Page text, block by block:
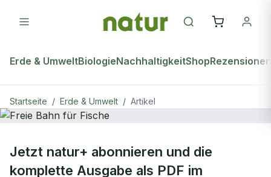
Erde & UmweltBiologieNachhaltigkeitShopRezensionen
Startseite / Erde & Umwelt / Artikel
Freie Bahn für Fische
Jetzt natur+ abonnieren und die
komplette Ausgabe als PDF im